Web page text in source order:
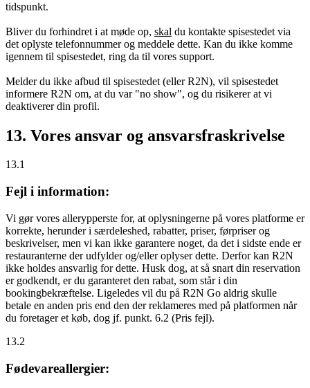
tidspunkt.
Bliver du forhindret i at møde op, skal du kontakte spisestedet via
det oplyste telefonnummer og meddele dette. Kan du ikke komme
igennem til spisestedet, ring da til vores support.
Melder du ikke afbud til spisestedet (eller R2N), vil spisestedet
informere R2N om, at du var "no show", og du risikerer at vi
deaktiverer din profil.
13. Vores ansvar og ansvarsfraskrivelse
13.1
Fejl i information:
Vi gør vores allerypperste for, at oplysningerne på vores platforme er
korrekte, herunder i særdeleshed, rabatter, priser, førpriser og
beskrivelser, men vi kan ikke garantere noget, da det i sidste ende er
restauranterne der udfylder og/eller oplyser dette. Derfor kan R2N
ikke holdes ansvarlig for dette. Husk dog, at så snart din reservation
er godkendt, er du garanteret den rabat, som står i din
bookingbekræftelse. Ligeledes vil du på R2N Go aldrig skulle
betale en anden pris end den der reklameres med på platformen når
du foretager et køb, dog jf. punkt. 6.2 (Pris fejl).
13.2
Fødevareallergier: